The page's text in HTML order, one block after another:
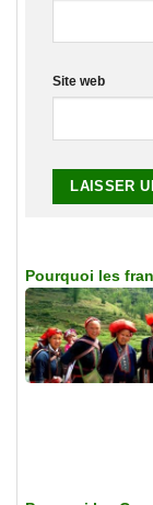
Site web
Pourquoi les